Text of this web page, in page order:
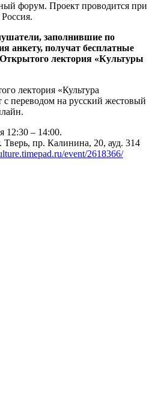
форум. Проект проводится при
заполнившие по
анкету, получат бесплатные
лектория «Культуры
лектория «Культура
с переводом на русский жестовый
12:30 – 14:00.
Тверь, пр. Калинина, 20, ауд. 314
event/2618366/